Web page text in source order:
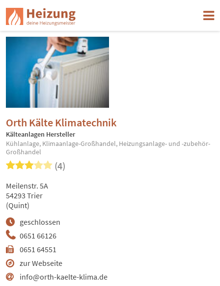
Orth Kälte Klimatechnik
Kälteanlagen Hersteller
Kühlanlage, Klimaanlage-Großhandel, Heizungsanlage- und -zubehör-
Großhandel
(4)
0651 66126
0651 64551
zur Webseite
info@orth-kaelte-klima.de
geschlossen
Meilenstr. 5A
54293 Trier
(Quint)